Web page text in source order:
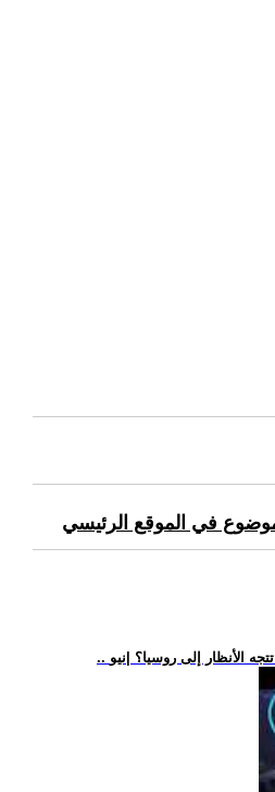
في الموقع الرئيسي
الأنظار إلى روسيا؟ |نيو